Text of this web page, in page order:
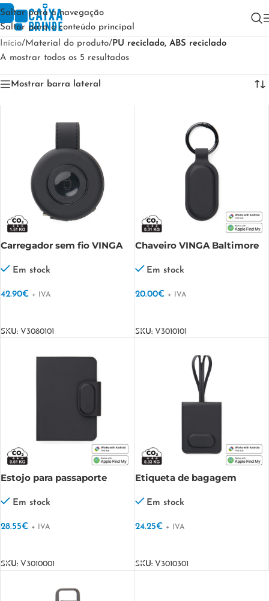
Saltar para a navegação
Saltar para o conteúdo principal
Início/Material do produto/PU reciclado, ABS reciclado
A mostrar todos os 5 resultados
Mostrar barra lateral
Carregador sem fio VINGA
Em stock
42.90€ + IVA
SKU: V3080101
Chaveiro VINGA Baltimore
duploEm stock
20.00€ + IVA
SKU: V3010101
Estojo para passaporte
localizador duplo
Em stock
28.55€ + IVA
SKU: V3010001
Etiqueta de bagagem
localizador duplo
Em stock
24.25€ + IVA
SKU: V3010301